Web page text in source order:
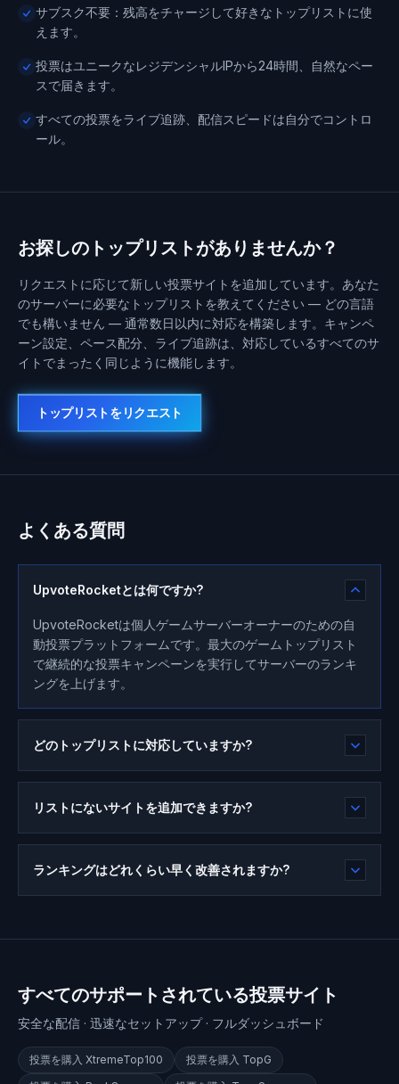
サブスク不要：残高をチャージして好きなトップリストに使
えます。
投票はユニークなレジデンシャルIPから24時間、自然なペー
スで届きます。
すべての投票をライブ追跡、配信スピードは自分でコントロ
ール。
お探しのトップリストがありませんか？
リクエストに応じて新しい投票サイトを追加しています。あなた
のサーバーに必要なトップリストを教えてください — どの言語
でも構いません — 通常数日以内に対応を構築します。キャンペ
ーン設定、ペース配分、ライブ追跡は、対応しているすべてのサ
イトでまったく同じように機能します。
トップリストをリクエスト
よくある質問
UpvoteRocketとは何ですか?
UpvoteRocketは個人ゲームサーバーオーナーのための自
動投票プラットフォームです。最大のゲームトップリスト
で継続的な投票キャンペーンを実行してサーバーのランキ
ングを上げます。
どのトップリストに対応していますか?
リストにないサイトを追加できますか?
ランキングはどれくらい早く改善されますか?
すべてのサポートされている投票サイト
安全な配信 · 迅速なセットアップ · フルダッシュボード
投票を購入 XtremeTop100 投票を購入 TopG